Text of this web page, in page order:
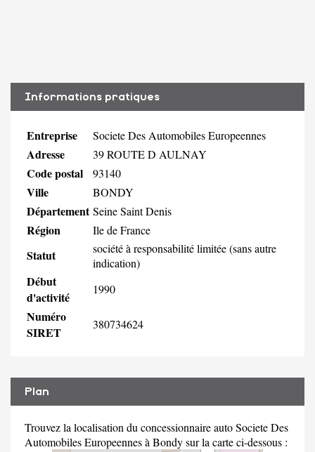
Informations pratiques
Entreprise Societe Des Automobiles Europeennes
Adresse 39 ROUTE D AULNAY
Code postal 93140
Ville BONDY
Département Seine Saint Denis
Région Ile de France
Statut
société à responsabilité limitée (sans autre
indication)
Début
d'activité
1990
Numéro
SIRET
380734624
Plan
Trouvez la localisation du concessionnaire auto Societe Des
Automobiles Europeennes à Bondy sur la carte ci-dessous :